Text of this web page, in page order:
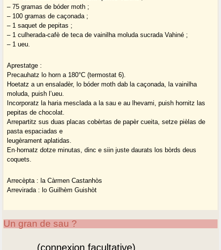
– 75 gramas de bóder moth ;
– 100 gramas de caçonada ;
– 1 saquet de pepitas ;
– 1 culherada-cafè de teca de vainilha moluda sucrada Vahiné ;
– 1 ueu.
Aprestatge :
Precauhatz lo horn a 180°C (termostat 6).
Hoetatz a un ensaladèr, lo bóder moth dab la caçonada, la vainilha
moluda, puish l’ueu.
Incorporatz la haria mesclada a la sau e au lhevami, puish hornitz las
pepitas de chocolat.
Arrepartitz sus duas placas cobèrtas de papèr cueita, setze pièlas de
pasta espaciadas e
leugèrament aplatidas.
En·hornatz dotze minutas, dinc e siin juste daurats los bòrds deus
coquets.
Arrecèpta : la Càrmen Castanhòs
Arrevirada : lo Guilhèm Guishòt
Un gran de sau ?
(connexion facultative)